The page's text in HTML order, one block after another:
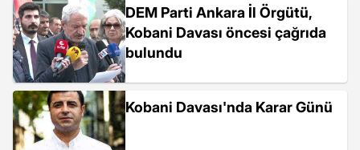
DEM Parti Ankara İl Örgütü,
Kobani Davası öncesi çağrıda
bulundu
Kobani Davası'nda Karar Günü